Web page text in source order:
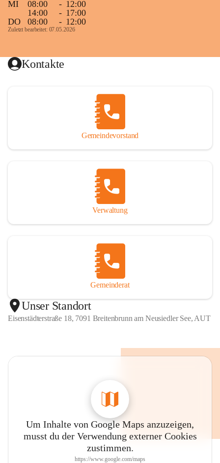
MI
08:00 - 12:00
14:00
- 17:00
DO
08:00 - 12:00
Zuletzt bearbeitet: 07.05.2026
Kontakte
Gemeindevorstand
Verwaltung
Gemeinderat
Unser Standort
Eisenstädterstraße 18, 7091 Breitenbrunn am Neusiedler See, AUT
Um Inhalte von Google Maps anzuzeigen,
musst du der Verwendung externer Cookies
zustimmen.
https://www.google.com/maps